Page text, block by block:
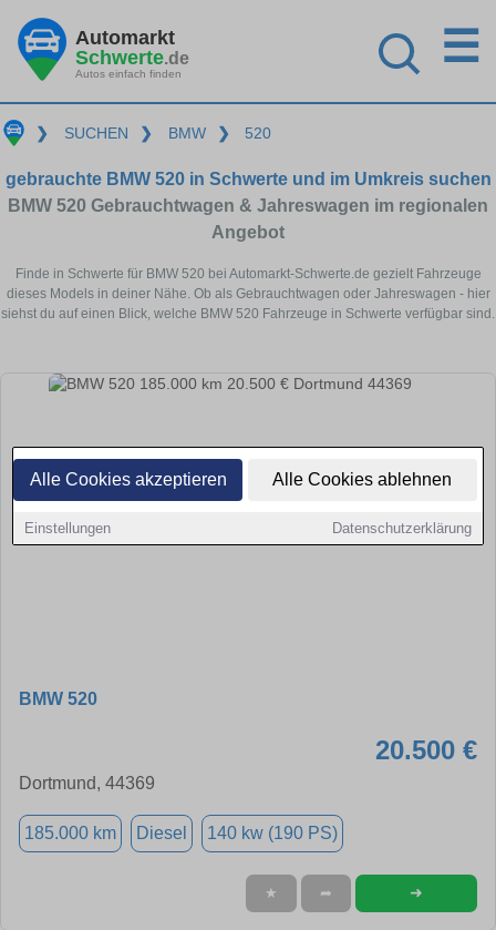
Alle Cookies akzeptieren Alle Cookies ablehnen
Einstellungen Datenschutzerklärung
Automarkt
Schwerte.de
Autos einfach finden
☰
❯ SUCHEN ❯ BMW ❯ 520
gebrauchte BMW 520 in Schwerte und im Umkreis suchen
BMW 520 Gebrauchtwagen & Jahreswagen im regionalen
Angebot
Finde in Schwerte für BMW 520 bei Automarkt-Schwerte.de gezielt Fahrzeuge
dieses Models in deiner Nähe. Ob als Gebrauchtwagen oder Jahreswagen - hier
siehst du auf einen Blick, welche BMW 520 Fahrzeuge in Schwerte verfügbar sind.
BMW 520
20.500 €
Dortmund, 44369
185.000 km Diesel 140 kw (190 PS)
★ ➦ ➜